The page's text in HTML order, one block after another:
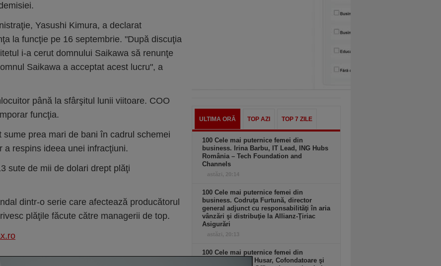
Yasushi Kimura, a declarat
la funcţie pe 16 septembrie. "După discuţia
i-a cerut domnului Saikawa să renunţe
Saikawa a acceptat acest lucru", a
până la sfârşitul lunii viitoare. COO
funcţia.
prea mari de bani în cadrul schemei
a respins ideea unei infracţiuni.
sute de mii de dolari drept plăţi
dintr-o serie care afectează producătorul
plăţile făcute către managerii de top.
ULTIMA ORĂ TOP AZI TOP 7 ZILE
100 Cele mai puternice femei din
business. Irina Barbu, IT Lead, ING Hubs
România – Tech Foundation and
Channels
astăzi, 20:14
100 Cele mai puternice femei din
business. Codruţa Furtună, director
general adjunct cu responsabilităţi în aria
vânzări şi distribuţie la Allianz-Ţiriac
Asigurări
astăzi, 20:13
100 Cele mai puternice femei din
business. Flavia Husar, Cofondatoare şi